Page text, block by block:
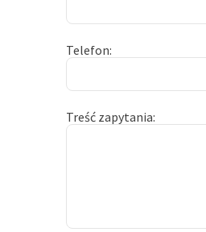
Telefon
Treść zapytania